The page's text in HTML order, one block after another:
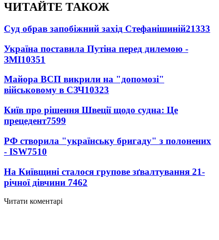
ЧИТАЙТЕ ТАКОЖ
Суд обрав запобіжний захід Стефанішиній21333
Україна поставила Путіна перед дилемою -
ЗМІ10351
Майора ВСП викрили на "допомозі"
військовому в СЗЧ10323
Київ про рішення Швеції щодо судна: Це
прецедент7599
РФ створила "українську бригаду" з полонених
- ISW7510
На Київщині сталося групове зґвалтування 21-
річної дівчини 7462
Читати коментарі